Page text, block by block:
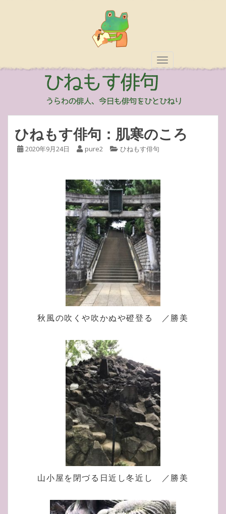
TOGGLE
ひねもす俳句：肌寒のころ
2020年9月24日 pure2 ひねもす俳句
秋風の吹くや吹かぬや磴登る ／勝美
山小屋を閉づる日近し冬近し ／勝美